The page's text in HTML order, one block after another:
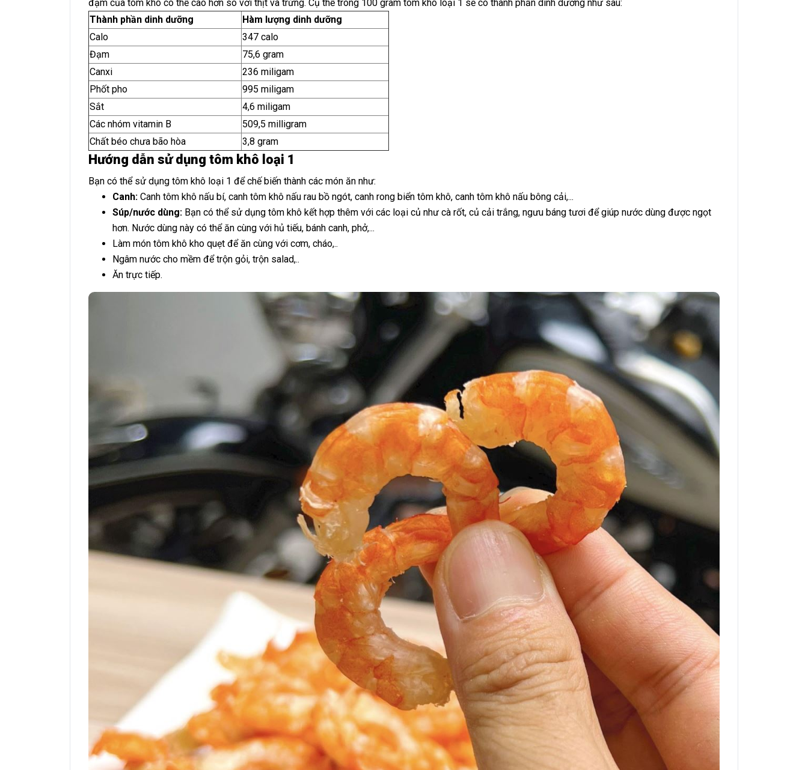
đạm của tôm khô có thể cao hơn so với thịt và trứng. Cụ thể trong 100 gram tôm khô loại 1 sẽ có thành phần dinh dưỡng như sau:
Thành phần dinh dưỡng
Hàm lượng dinh dưỡng
Calo
347 calo
Đạm
75,6 gram
Canxi
236 miligam
Phốt pho
995 miligam
Sắt
4,6 miligam
Các nhóm vitamin B
509,5 milligram
Chất béo chưa bão hòa
3,8 gram
Hướng dẫn sử dụng tôm khô loại 1
Bạn có thể sử dụng tôm khô loại 1 để chế biến thành các món ăn như:
Canh: Canh tôm khô nấu bí, canh tôm khô nấu rau bồ ngót, canh rong biển tôm khô, canh tôm khô nấu bông cải,...
Súp/nước dùng: Bạn có thể sử dụng tôm khô kết hợp thêm với các loại củ như cà rốt, củ cải trắng, ngưu báng tươi để giúp nước dùng được ngọt
hơn. Nước dùng này có thể ăn cùng với hủ tiếu, bánh canh, phở,...
Làm món tôm khô kho quẹt để ăn cùng với cơm, cháo,..
Ngâm nước cho mềm để trộn gỏi, trộn salad,..
Ăn trực tiếp.